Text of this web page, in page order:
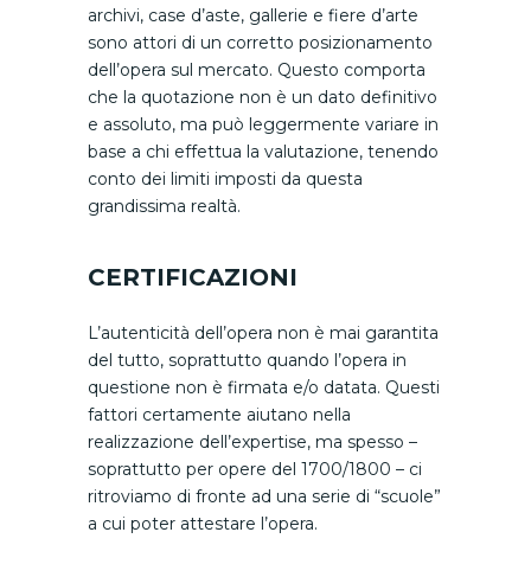
archivi, case d’aste, gallerie e fiere d’arte
sono attori di un corretto posizionamento
dell’opera sul mercato. Questo comporta
che la quotazione non è un dato definitivo
e assoluto, ma può leggermente variare in
base a chi effettua la valutazione, tenendo
conto dei limiti imposti da questa
grandissima realtà.
CERTIFICAZIONI
L’autenticità dell’opera non è mai garantita
del tutto, soprattutto quando l’opera in
questione non è firmata e/o datata. Questi
fattori certamente aiutano nella
realizzazione dell’expertise, ma spesso –
soprattutto per opere del 1700/1800 – ci
ritroviamo di fronte ad una serie di “scuole”
a cui poter attestare l’opera.